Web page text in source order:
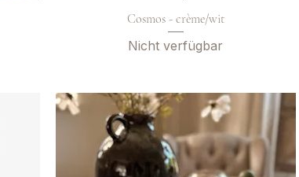
Cosmos - crème/wit
Nicht verfügbar